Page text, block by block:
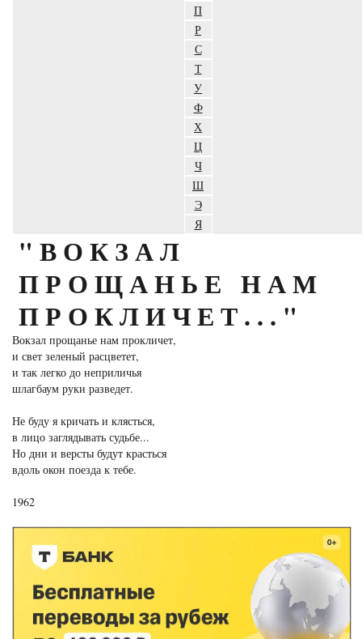
П
Р
С
Т
У
Ф
Х
Ц
Ч
Ш
Э
Я
"ВОКЗАЛ
ПРОЩАНЬЕ НАМ
ПРОКЛИЧЕТ..."
Вокзал прощанье нам прокличет,
и свет зеленый расцветет,
и так легко до неприличья
шлагбаум руки разведет.
Не буду я кричать и клясться,
в лицо заглядывать судьбе...
Но дни и версты будут красться
вдоль окон поезда к тебе.
1962